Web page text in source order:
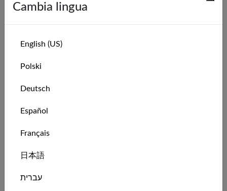
del vento è chiamata zona morta. In questa zona, le vele
Quando si naviga il più vicino possibile al vento (senza
che si risale il vento bordeggiando.
Bolina larga (60° - 80°)
rispetto alla bolina. Le vele vengono lascate un po' e la
rispetto al vento.
Cambia lingua
English (US)
Polski
Deutsch
Español
Français
日本語
עברית